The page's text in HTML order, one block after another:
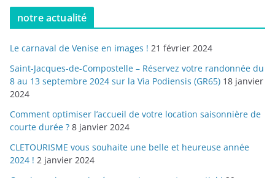
notre actualité
Le carnaval de Venise en images ! 21 février 2024
Saint-Jacques-de-Compostelle – Réservez votre randonnée du
8 au 13 septembre 2024 sur la Via Podiensis (GR65) 18 janvier
2024
Comment optimiser l’accueil de votre location saisonnière de
courte durée ? 8 janvier 2024
CLETOURISME vous souhaite une belle et heureuse année
2024 ! 2 janvier 2024